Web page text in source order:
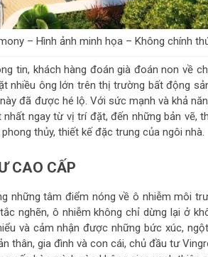
– Hình ảnh minh họa – Không chính
tin, khách hàng đoán già đoán non về
nhiều ông lớn trên thị trường bất động
đã được hé lộ. Với sức mạnh và khả
ngay từ vị trí đặt, đến những bản vẽ,
thủy, thiết kế đặc trung của ngôi nhà.
CAO CẤP
những tâm điểm nóng về ô nhiễm môi
nghẽn, ô nhiễm không chỉ dừng lại ở
và cảm nhận được những bức xúc,
gia đình và con cái, chủ đầu tư